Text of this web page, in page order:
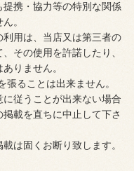
携・協力等の特別な関係
。
用は、当店又は第三者の
その使用を許諾したり、
りません。
ることは出来ません。
従うことが出来ない場合
載を直ちに中止して下さ
は固くお断り致します。